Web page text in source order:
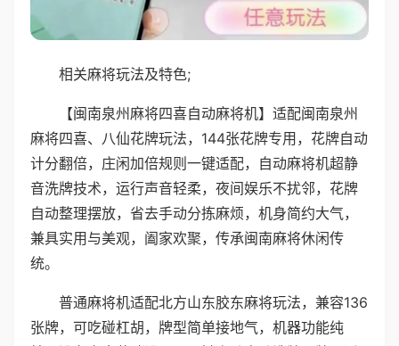
相关麻将玩法及特色;
【闽南泉州麻将四喜自动麻将机】适配闽南泉州
麻将四喜、八仙花牌玩法，144张花牌专用，花牌自动
计分翻倍，庄闲加倍规则一键适配，自动麻将机超静
音洗牌技术，运行声音轻柔，夜间娱乐不扰邻，花牌
自动整理摆放，省去手动分拣麻烦，机身简约大气，
兼具实用与美观，阖家欢聚，传承闽南麻将休闲传
统。
普通麻将机适配北方山东胶东麻将玩法，兼容136
张牌，可吃碰杠胡，牌型简单接地气，机器功能纯